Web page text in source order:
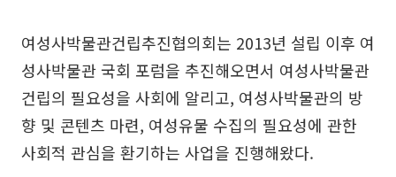
여성사박물관건립추진협의회는 2013년 설립 이후 여
성사박물관 국회 포럼을 추진해오면서 여성사박물관
건립의 필요성을 사회에 알리고, 여성사박물관의 방
향 및 콘텐츠 마련, 여성유물 수집의 필요성에 관한
사회적 관심을 환기하는 사업을 진행해왔다.